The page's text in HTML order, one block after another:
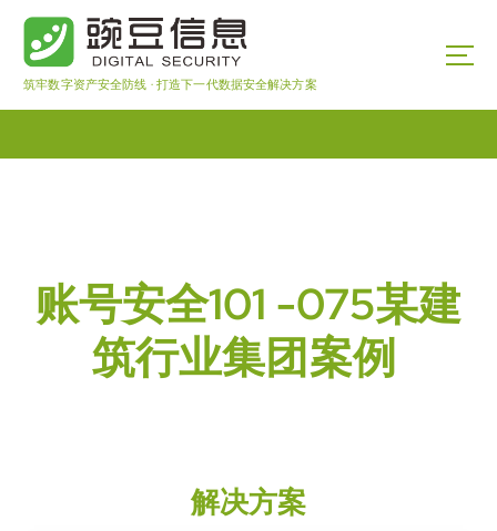
筑牢数字资产安全防线 · 打造下一代数据安全解决方案
账号安全101 -075某建
筑行业集团案例
解决方案